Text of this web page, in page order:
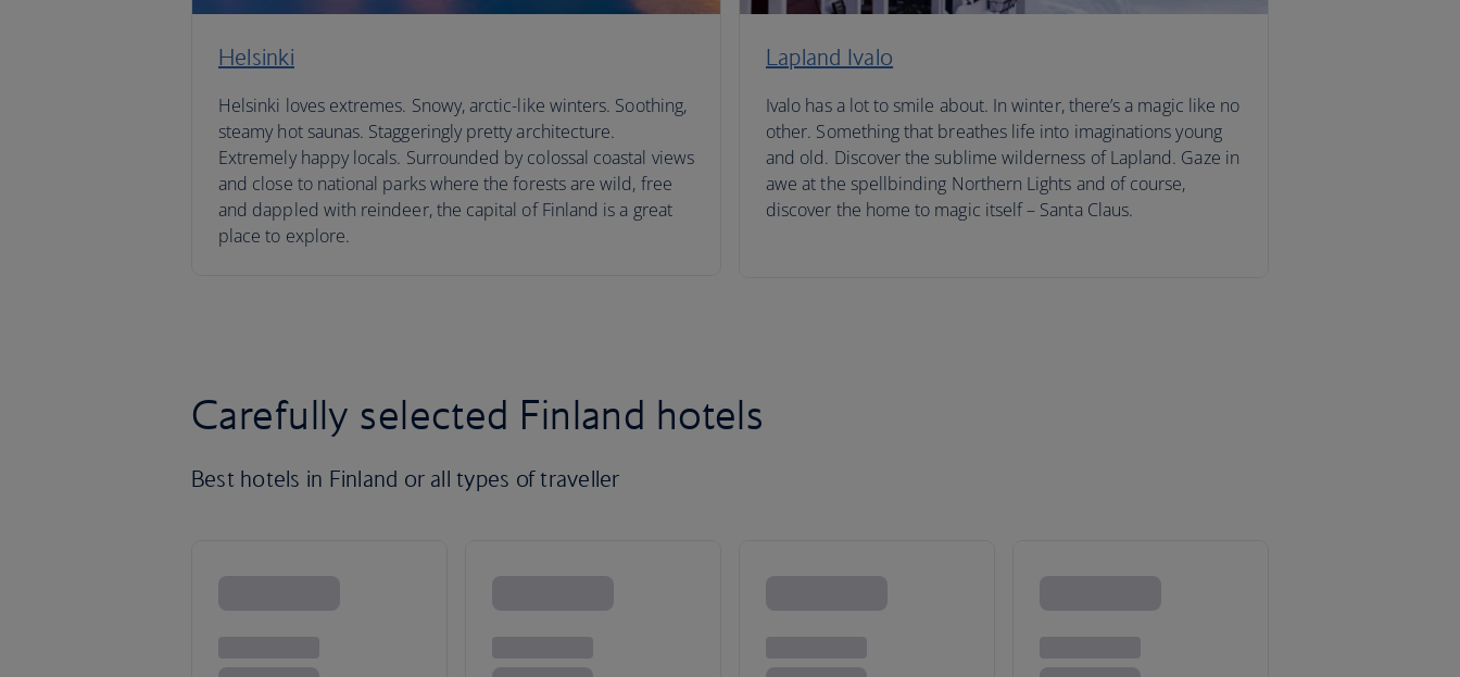
Helsinki
Helsinki loves extremes. Snowy, arctic-like winters. Soothing,
steamy hot saunas. Staggeringly pretty architecture.
Extremely happy locals. Surrounded by colossal coastal views
and close to national parks where the forests are wild, free
and dappled with reindeer, the capital of Finland is a great
place to explore.
Lapland Ivalo
Ivalo has a lot to smile about. In winter, there’s a magic like no
other. Something that breathes life into imaginations young
and old. Discover the sublime wilderness of Lapland. Gaze in
awe at the spellbinding Northern Lights and of course,
discover the home to magic itself – Santa Claus.
Carefully selected Finland hotels
Best hotels in Finland or all types of traveller